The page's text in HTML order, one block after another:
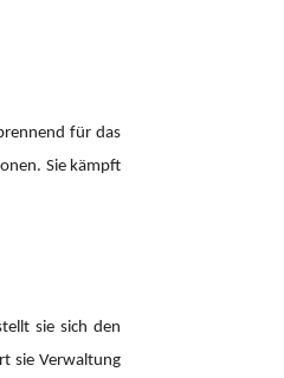
für das
Sie kämpft
sie sich den
sie Verwaltung